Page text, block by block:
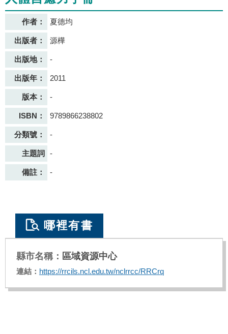
作者： 夏德均
出版者： 源樺
出版地： -
出版年： 2011
版本： -
ISBN： 9789866238802
分類號： -
主題詞 -
備註： -
哪裡有書
區域資源中心
https://rrcils.ncl.edu.tw/nclrrcc/RRCrq